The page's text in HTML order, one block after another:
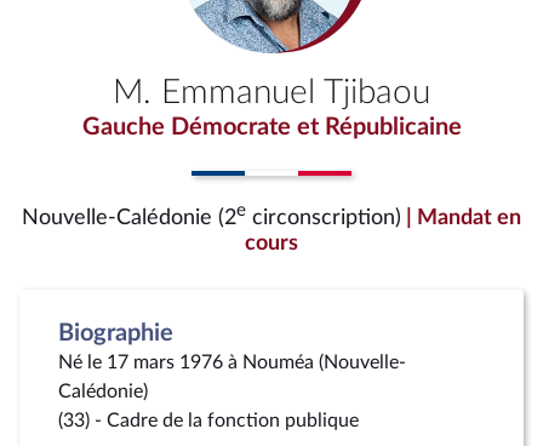
M. Emmanuel Tjibaou
Gauche Démocrate et Républicaine
Nouvelle-Calédonie (2e circonscription)
| Mandat en
cours
Biographie
Né le 17 mars 1976 à Nouméa (Nouvelle-
Calédonie)
(33) - Cadre de la fonction publique